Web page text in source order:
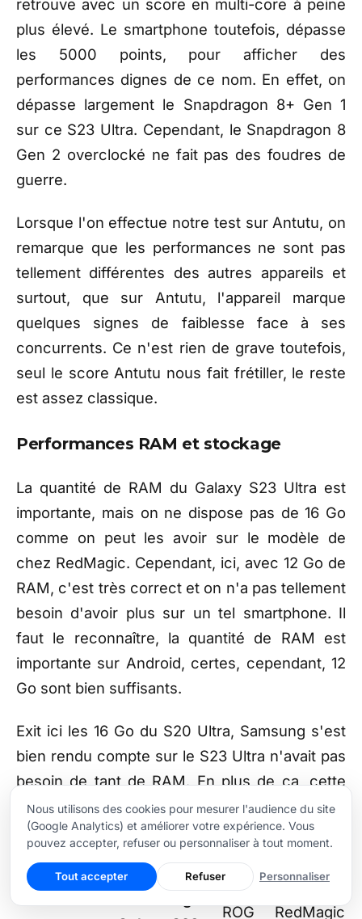
retrouve avec un score en multi-core à peine
plus élevé. Le smartphone toutefois, dépasse
les 5000 points, pour afficher des
performances dignes de ce nom. En effet, on
dépasse largement le Snapdragon 8+ Gen 1
sur ce S23 Ultra. Cependant, le Snapdragon 8
Gen 2 overclocké ne fait pas des foudres de
guerre.
Lorsque l'on effectue notre test sur Antutu, on
remarque que les performances ne sont pas
tellement différentes des autres appareils et
surtout, que sur Antutu, l'appareil marque
quelques signes de faiblesse face à ses
concurrents. Ce n'est rien de grave toutefois,
seul le score Antutu nous fait frétiller, le reste
est assez classique.
Performances RAM et stockage
La quantité de RAM du Galaxy S23 Ultra est
importante, mais on ne dispose pas de 16 Go
comme on peut les avoir sur le modèle de
chez RedMagic. Cependant, ici, avec 12 Go de
RAM, c'est très correct et on n'a pas tellement
besoin d'avoir plus sur un tel smartphone. Il
faut le reconnaître, la quantité de RAM est
importante sur Android, certes, cependant, 12
Go sont bien suffisants.
Exit ici les 16 Go du S20 Ultra, Samsung s'est
bien rendu compte sur le S23 Ultra n'avait pas
besoin de tant de RAM. En plus de ça, cette
RAM est en LPDDR5X, ce qui lui offre de très
bons débits.
Asus
ROG
RedMagic
Nous utilisons des cookies pour mesurer l'audience du site
(Google Analytics) et améliorer votre expérience. Vous
pouvez accepter, refuser ou personnaliser à tout moment.
Tout accepter Refuser Personnaliser